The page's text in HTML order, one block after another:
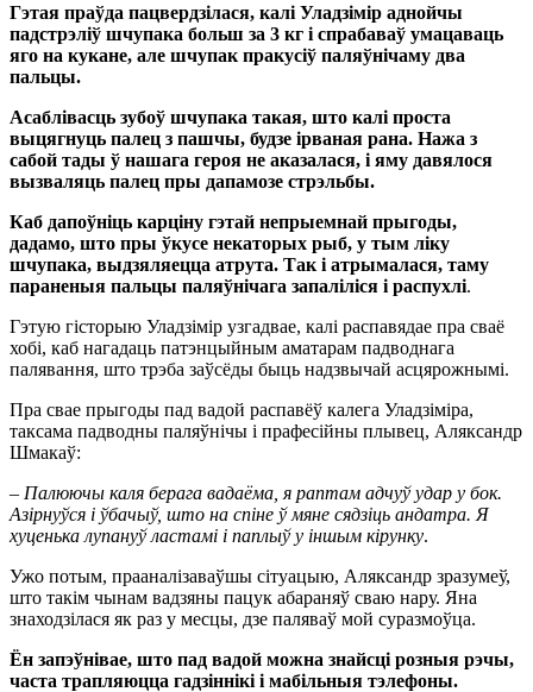
Гэтая праўда пацвердзілася, калі Уладзімір аднойчы
падстрэліў шчупака больш за 3 кг і спрабаваў умацаваць
яго на кукане, але шчупак пракусіў паляўнічаму два
пальцы.
Асаблівасць зубоў шчупака такая, што калі проста
выцягнуць палец з пашчы, будзе ірваная рана. Нажа з
сабой тады ў нашага героя не аказалася, і яму давялося
вызваляць палец пры дапамозе стрэльбы.
Каб дапоўніць карціну гэтай непрыемнай прыгоды,
дадамо, што пры ўкусе некаторых рыб, у тым ліку
шчупака, выдзяляецца атрута. Так і атрымалася, таму
параненыя пальцы паляўнічага запаліліся і распухлі.
Гэтую гісторыю Уладзімір узгадвае, калі распавядае пра сваё
хобі, каб нагадаць патэнцыйным аматарам падводнага
палявання, што трэба заўсёды быць надзвычай асцярожнымі.
Пра свае прыгоды пад вадой распавёў калега Уладзіміра,
таксама падводны паляўнічы і прафесійны плывец, Аляксандр
Шмакаў:
– Палюючы каля берага вадаёма, я раптам адчуў удар у бок.
Азірнуўся і ўбачыў, што на спіне ў мяне сядзіць андатра. Я
хуценька лупануў ластамі і паплыў у іншым кірунку.
Ужо потым, прааналізаваўшы сітуацыю, Аляксандр зразумеў,
што такім чынам вадзяны пацук абараняў сваю нару. Яна
знаходзілася як раз у месцы, дзе паляваў мой суразмоўца.
Ён запэўнівае, што пад вадой можна знайсці розныя рэчы,
часта трапляюцца гадзіннікі і мабільныя тэлефоны.